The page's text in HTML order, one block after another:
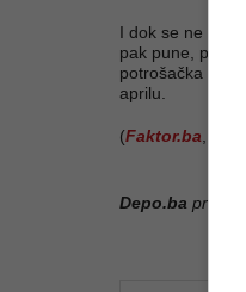
I dok se ne
pak pune,
potrošačka
aprilu.
(Faktor.ba
Depo.ba pratite